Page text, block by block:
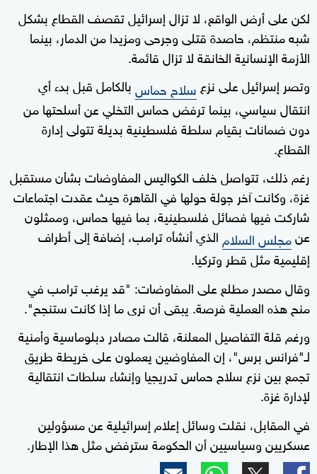
لكن على أرض الواقع، لا تزال إسرائيل تقصف القطاع بشكل
شبه منتظم، حاصدة قتلى وجرحى ومزيدا من الدمار، بينما
الأزمة الإنسانية الخانقة لا تزال قائمة.
وتصر إسرائيل على نزع سلاح حماسبالكامل قبل بدء أي
انتقال سياسي، بينما ترفض حماس التخلي عن أسلحتها من
دون ضمانات بقيام سلطة فلسطينية بديلة تتولى إدارة
القطاع.
رغم ذلك، تتواصل خلف الكواليس المفاوضات بشأن مستقبل
غزة، وكانت آخر جولة حولها في القاهرة حيث عقدت اجتماعات
شاركت فيها فصائل فلسطينية، بما فيها حماس، وممثلون
عنمجلس السلامالذي أنشأه ترامب، إضافة إلى أطراف
إقليمية مثل قطر وتركيا.
وقال مصدر مطلع على المفاوضات: "قد يرغب ترامب في
منح هذه العملية فرصة. يبقى أن نرى ما إذا كانت ستنجح".
ورغم قلة التفاصيل المعلنة، قالت مصادر دبلوماسية وأمنية
لـ"فرانس برس"، إن المفاوضين يعملون على خريطة طريق
تجمع بين نزع سلاح حماس تدريجيا وإنشاء سلطات انتقالية
لإدارة غزة.
في المقابل، نقلت وسائل إعلام إسرائيلية عن مسؤولين
عسكريين وسياسيين أن الحكومة سترفض مثل هذا الإطار.